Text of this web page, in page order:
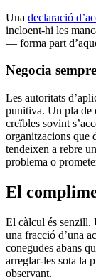
Una declaració
incloent-hi les
— forma part
Negocia
Les autoritats
punitiva. Un pla de
creïbles sovint
organitzacions que
tendeixen a rebre
problema o
El
El càlcul és senzill.
una fracció d’una
conegudes abans
arreglar-les sota la
observant.